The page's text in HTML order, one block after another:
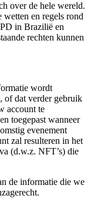
over de hele wereld.
en regels rond
in Brazilië en
rechten kunnen
wordt
of dat verder gebruik
account te
toegepast wanneer
evenement
zal resulteren in het
(d.w.z. NFT’s) die
de informatie die we